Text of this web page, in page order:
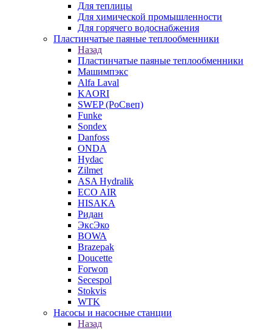
Для теплицы
Для химической промышленности
Для горячего водоснабжения
Пластинчатые паяные теплообменники
Назад
Пластинчатые паяные теплообменники
Машимпэкс
Alfa Laval
KAORI
SWEP (РоСвеп)
Funke
Sondex
Danfoss
ONDA
Hydac
Zilmet
ASA Hydralik
ECO AIR
HISAKA
Ридан
ЭксЭко
BOWA
Brazepak
Doucette
Forwon
Secespol
Stokvis
WTK
Насосы и насосные станции
Назад